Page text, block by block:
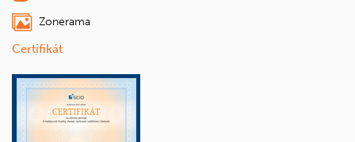
Zonerama
Certifikát